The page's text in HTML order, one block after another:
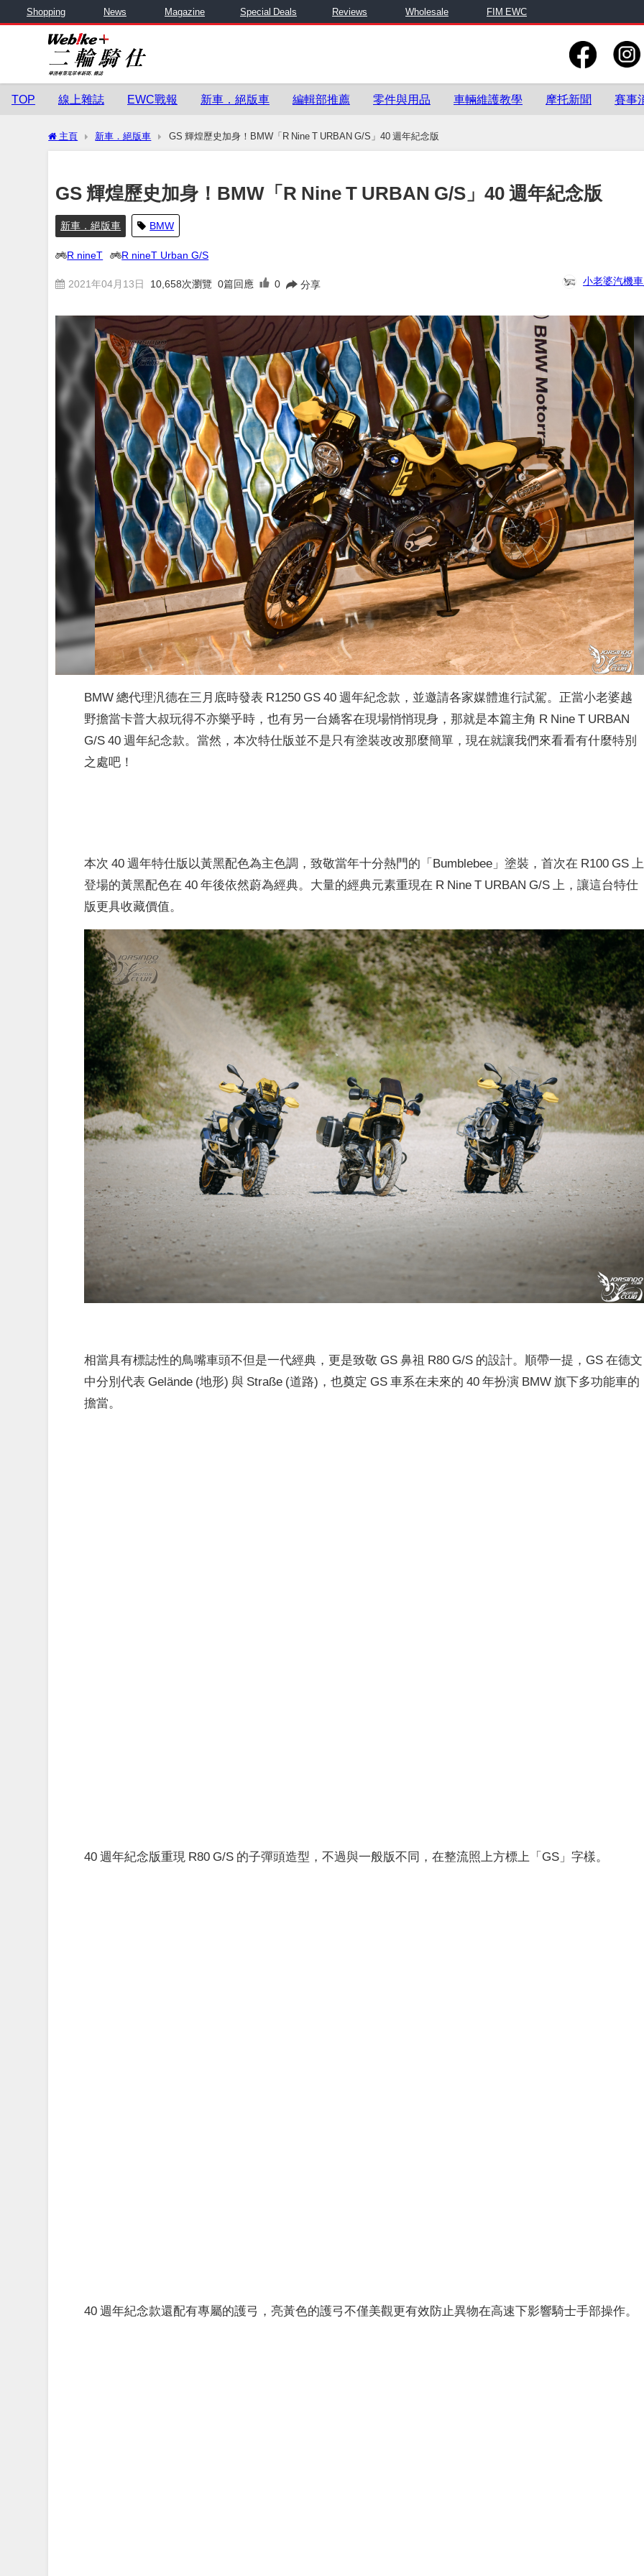
Shopping News Magazine Special Deals Reviews Wholesale FIM EWC
TOP 線上雜誌 EWC戰報 新車．絕版車 編輯部推薦 零件與用品 車輛維護教學 摩托新聞 賽事
主頁 新車．絕版車 GS 輝煌歷史加身！BMW「R Nine T URBAN G/S」40 週年紀念版
GS 輝煌歷史加身！BMW「R Nine T URBAN G/S」40 週年紀念版
新車．絕版車 BMW
R nineT R nineT Urban G/S
2021年04月13日 10,658次瀏覽 0篇回應 0 分享 小老婆汽機
BMW 總代理汎德在三月底時發表 R1250 GS 40 週年紀念款，並邀請各家媒體進行試駕。正當小老婆越
野擔當卡普大叔玩得不亦樂乎時，也有另一台嬌客在現場悄悄現身，那就是本篇主角 R Nine T URBAN
G/S 40 週年紀念款。當然，本次特仕版並不是只有塗裝改改那麼簡單，現在就讓我們來看看有什麼特別
之處吧！
本次 40 週年特仕版以黃黑配色為主色調，致敬當年十分熱門的「Bumblebee」塗裝，首次在 R100 GS 上
登場的黃黑配色在 40 年後依然蔚為經典。大量的經典元素重現在 R Nine T URBAN G/S 上，讓這台特仕
版更具收藏價值。
相當具有標誌性的鳥嘴車頭不但是一代經典，更是致敬 GS 鼻祖 R80 G/S 的設計。順帶一提，GS 在德文
中分別代表 Gelände (地形) 與 Straße (道路)，也奠定 GS 車系在未來的 40 年扮演 BMW 旗下多功能車的
擔當。
40 週年紀念版重現 R80 G/S 的子彈頭造型，不過與一般版不同，在整流照上方標上「GS」字樣。
40 週年紀念款還配有專屬的護弓，亮黃色的護弓不僅美觀更有效防止異物在高速下影響騎士手部操作。